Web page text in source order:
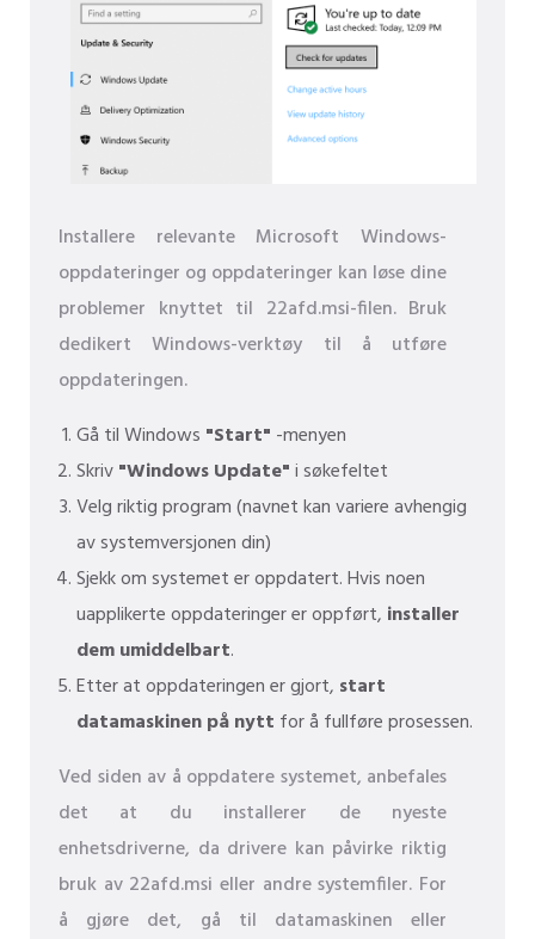
Installere relevante Microsoft Windows-
oppdateringer og oppdateringer kan løse dine
problemer knyttet til 22afd.msi-filen. Bruk
dedikert Windows-verktøy til å utføre
oppdateringen.
Gå til Windows "Start" -menyen
Skriv"Windows Update"i søkefeltet
Velg riktig program (navnet kan variere avhengig
av systemversjonen din)
Sjekk om systemet er oppdatert. Hvis noen
uapplikerte oppdateringer er oppført, installer
dem umiddelbart.
Etter at oppdateringen er gjort, start
datamaskinen på nytt for å fullføre prosessen.
Ved siden av å oppdatere systemet, anbefales
det at du installerer de nyeste
enhetsdriverne, da drivere kan påvirke riktig
bruk av 22afd.msi eller andre systemfiler. For
å gjøre det, gå til datamaskinen eller